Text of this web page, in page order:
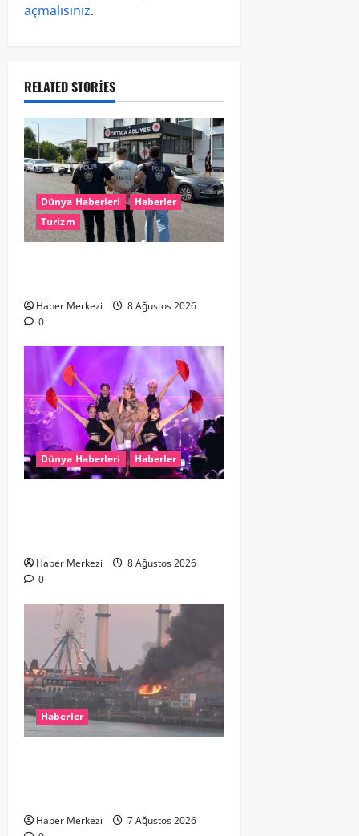
açmalısınız.
RELATED STORIES
Dünya Haberleri
Haberler
Turizm
Haber Merkezi
8 Ağustos 2026
0
Dünya Haberleri Haberler
Haber Merkezi
8 Ağustos 2026
0
Haberler
Haber Merkezi
7 Ağustos 2026